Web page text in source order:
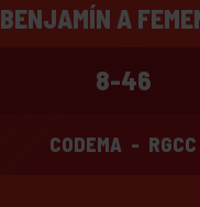
BENJAMÍN A
8-46
CODEMA - RGCC